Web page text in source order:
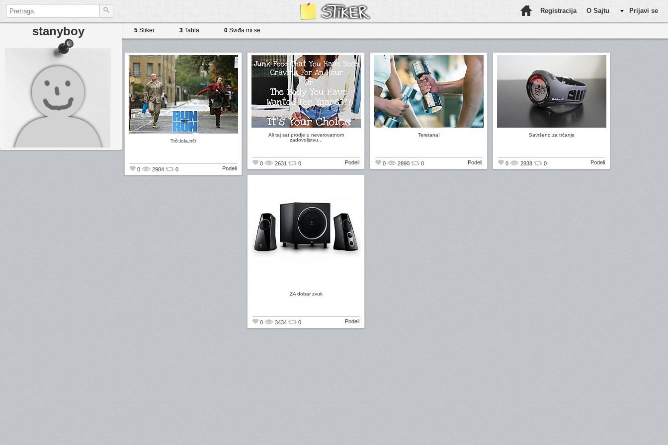
Registracija O Sajtu Prijavi se
stanyboy 5 Stiker 3 Tabla 0 Sviđa mi se
Trči,lola,trči
0 2984 0 Podeli
Ali taj sat prodje u neverovatnom
zadovoljstvu...
0 2631 0 Podeli
Teretana!
0 2890 0 Podeli
Savršeno za trčanje
0 2838 0 Podeli
ZA dobar zvuk
0 3434 0 Podeli